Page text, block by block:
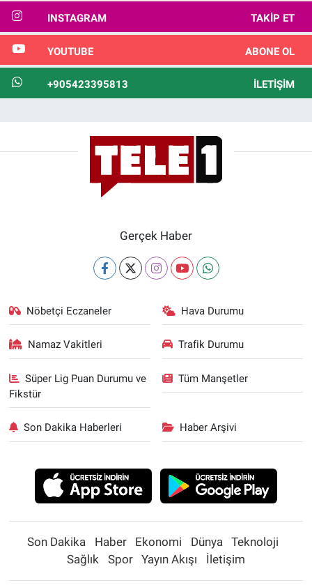
INSTAGRAM TAKIP ET
YOUTUBE ABONE OL
+905423395813 İLETIŞIM
Gerçek Haber
Nöbetçi Eczaneler Hava Durumu
Namaz Vakitleri Trafik Durumu
Süper Lig Puan Durumu ve
Fikstür
Tüm Manşetler
Son Dakika Haberleri Haber Arşivi
Son Dakika Haber Ekonomi Dünya
Teknoloji
Sağlık
Spor Yayın Akışı İletişim